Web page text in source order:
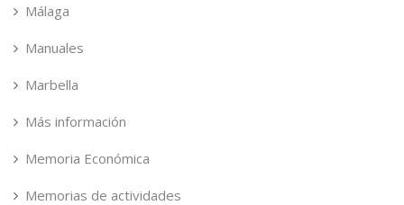
Málaga
Manuales
Marbella
Más información
Memoria Económica
Memorias de actividades